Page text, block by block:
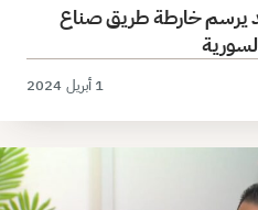
خارطة طريق صناع
1 أبريل 2024